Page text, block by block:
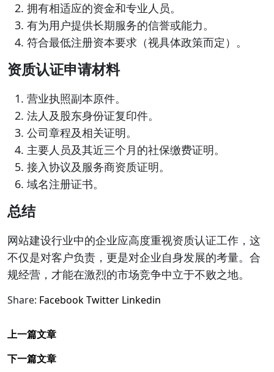
拥有相适应的资金和专业人员。
有为用户提供长期服务的信誉或能力。
符合最低注册资本要求（视具体政策而定）。
资质认证申请材料
营业执照副本原件。
法人及股东身份证复印件。
公司章程及相关证明。
主要人员及其近三个月的社保缴费证明。
接入协议及服务商资质证明。
域名注册证书。
总结
网站建设行业中的企业应高度重视资质认证工作，这
不仅是对客户负责，更是对企业自身发展的考量。合
规经营，才能在激烈的市场竞争中立于不败之地。
Share: FacebookTwitter Linkedin
上一篇文章
下一篇文章